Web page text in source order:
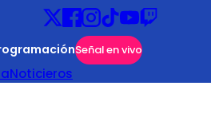
Señal en vivo
Noticieros